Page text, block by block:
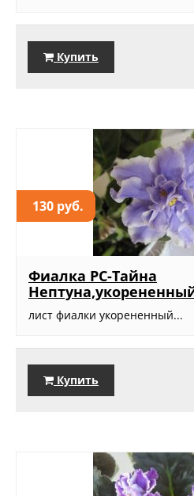
Купить
130 руб.
Фиалка РС-Тайна
лист фиалки укорененный...
Купить